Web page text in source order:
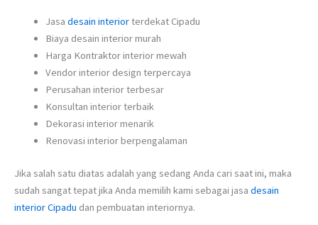
Jasa desain interiorterdekat Cipadu
Biaya desain interior murah
Harga Kontraktor interior mewah
Vendor interior design terpercaya
Perusahan interior terbesar
Konsultan interior terbaik
Dekorasi interior menarik
Renovasi interior berpengalaman
Jika salah satu diatas adalah yang sedang Anda cari saat ini, maka
sudah sangat tepat jika Anda memilih kami sebagai jasa desain
interior Cipadu dan pembuatan interiornya.